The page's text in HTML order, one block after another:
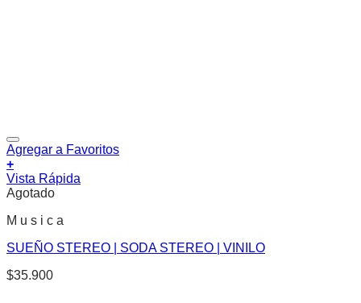
Agregar a Favoritos
+
Vista Rápida
Agotado
M u s i c a
SUEÑO STEREO | SODA STEREO | VINILO
$35.900